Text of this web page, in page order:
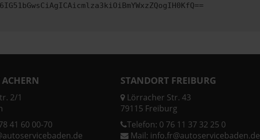
2/1
41 60 00-70
STANDORT FREIBURG
Lörracher Str. 43
79115 Freiburg
Telefon: 0 76 11 37 32 25 0
Mail: info.fr@autoservicebaden.de